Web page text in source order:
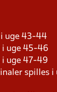
i uge 43-44
i uge 45-46
i uge 47-49
spilles i